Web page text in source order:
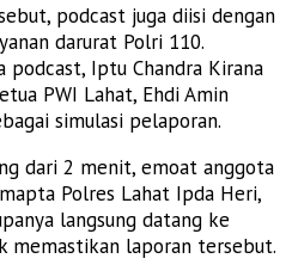
podcast juga diisi dengan
darurat Polri 110.
podcast, Iptu Chandra Kirana
PWI Lahat, Ehdi Amin
simulasi pelaporan.
dari 2 menit, emoat anggota
Polres Lahat Ipda Heri,
langsung datang ke
memastikan laporan tersebut.